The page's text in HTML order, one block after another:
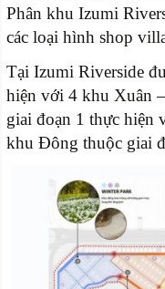
Phân khu Izumi
các loại hình shop
Tại Izumi Riverside
hiện với 4 khu Xuân
giai đoạn 1 thực hiện
khu Đông thuộc giai